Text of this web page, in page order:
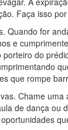
Faça isso
Quando for
e
porteiro do
que rompe
Chame uma
de dança ou